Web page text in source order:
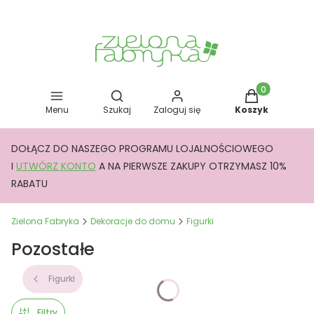
Menu
Otwórz wyszukiwarkę
Szukaj Zaloguj się
Produkty w
Koszyk
DOŁĄCZ DO NASZEGO PROGRAMU LOJALNOŚCIOWEGO
I UTWÓRZ KONTO A NA PIERWSZE ZAKUPY OTRZYMASZ 10%
RABATU
Zielona Fabryka Dekoracje do domu Figurki
Pozostałe
Figurki